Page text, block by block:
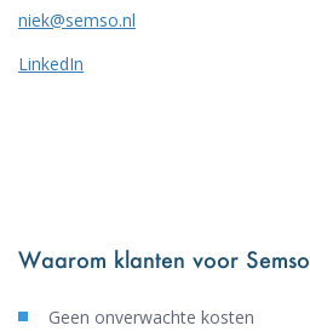
niek@semso.nl
LinkedIn
Waarom klanten voor
Geen onverwachte kosten